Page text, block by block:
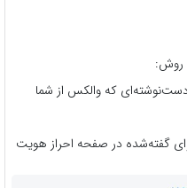
روش:
که والکس از شما
گفته‌شده در صفحه احراز هویت